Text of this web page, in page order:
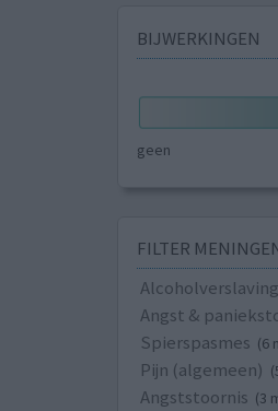
BIJWERKINGEN
geen
FILTER
Alcoholverslaving
Angst &
Spierspasmes (6
Pijn (algemeen)
Angststoornis (3